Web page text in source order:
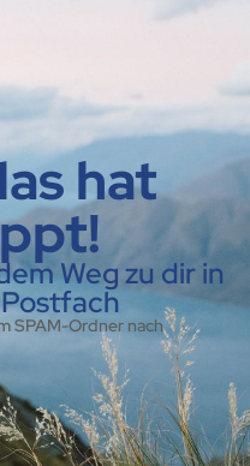
hat
Weg zu dir in
SPAM-Ordner nach